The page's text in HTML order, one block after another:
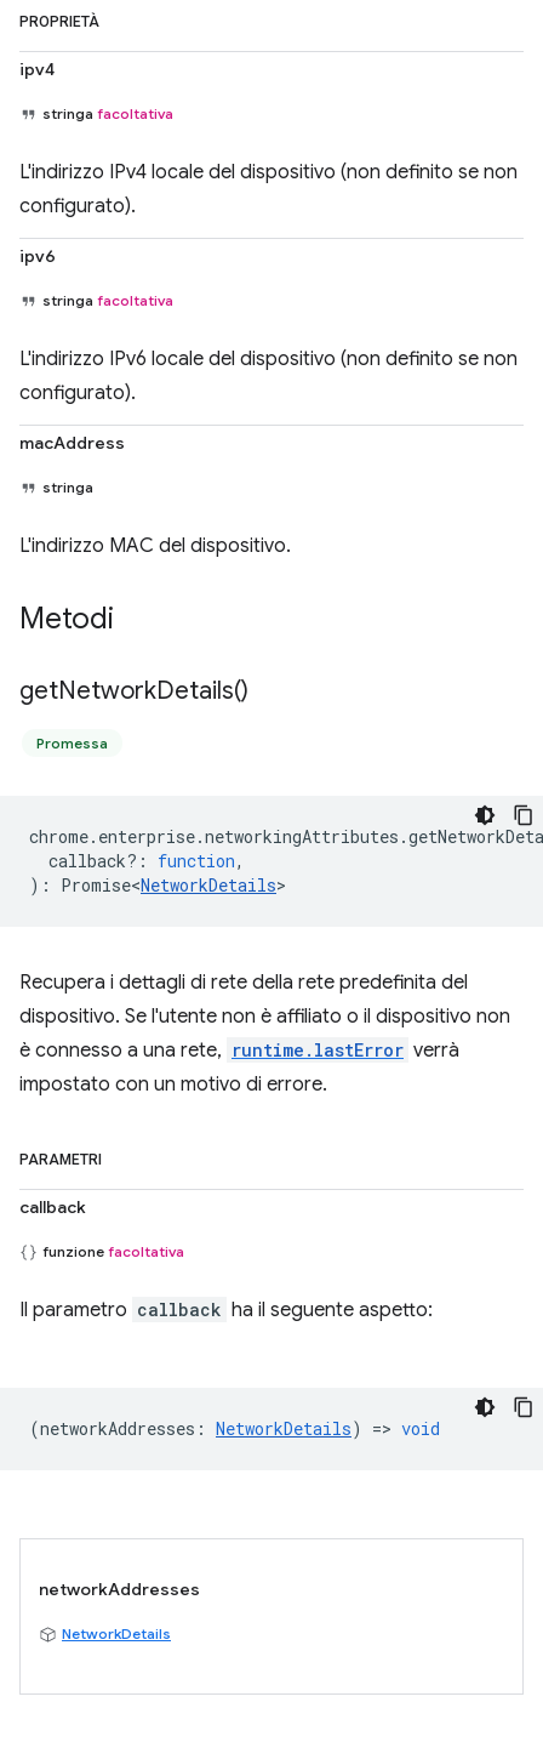
PROPRIETÀ
ipv4
stringa facoltativa
L'indirizzo IPv4 locale del dispositivo (non definito se non
configurato).
ipv6
stringa facoltativa
L'indirizzo IPv6 locale del dispositivo (non definito se non
configurato).
macAddress
stringa
L'indirizzo MAC del dispositivo.
Metodi
getNetworkDetails()
Promessa
chrome. enterprise.networkingAttributes .
callback? : function,
) : Promise<NetworkDetails>
Recupera i dettagli di rete della rete predefinita del
dispositivo. Se l'utente non è affiliato o il dispositivo non
è connesso a una rete, runtime.lastError verrà
impostato con un motivo di errore.
PARAMETRI
callback
funzione facoltativa
Il parametro callback ha il seguente aspetto:
(networkAddresses : NetworkDetails) => void
networkAddresses
NetworkDetails